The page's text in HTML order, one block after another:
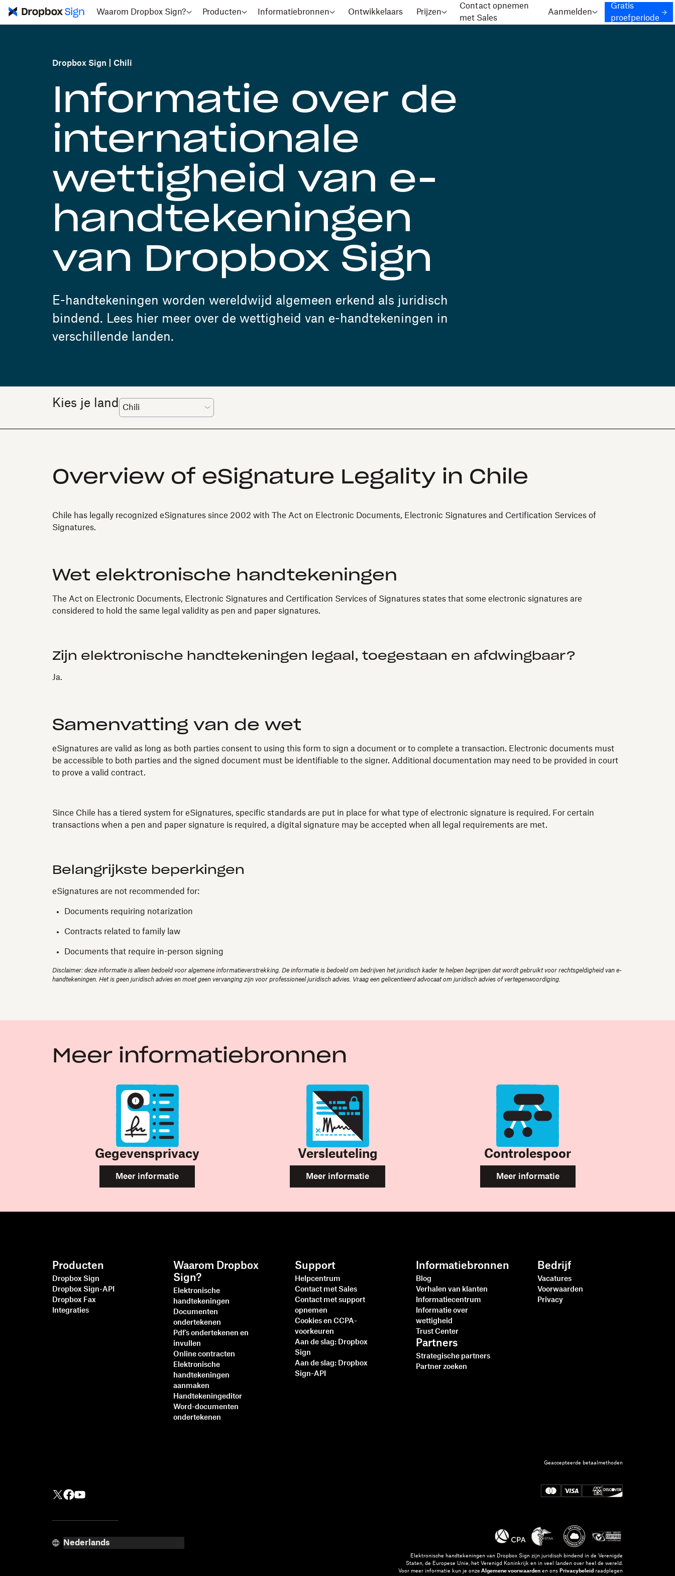
Waarom Dropbox Sign? Producten Informatiebronnen Ontwikkelaars Prijzen
Contact opnemen
met Sales
Aanmelden
Gratis
proefperiode
Dropbox Sign Chili
Informatie over de
internationale
wettigheid van e-
handtekeningen
van Dropbox Sign
E-handtekeningen worden wereldwijd algemeen erkend als juridisch
bindend. Lees hier meer over de wettigheid van e-handtekeningen in
verschillende landen.
Kies je land
Overview of eSignature Legality in Chile
Chile has legally recognized eSignatures since 2002 with The Act on Electronic Documents, Electronic Signatures and Certification Services of
Signatures.
Wet elektronische handtekeningen
The Act on Electronic Documents, Electronic Signatures and Certification Services of Signatures states that some electronic signatures are
considered to hold the same legal validity as pen and paper signatures.
Zijn elektronische handtekeningen legaal, toegestaan en afdwingbaar?
Ja.
Samenvatting van de wet
eSignatures are valid as long as both parties consent to using this form to sign a document or to complete a transaction. Electronic documents must
be accessible to both parties and the signed document must be identifiable to the signer. Additional documentation may need to be provided in court
to prove a valid contract.
Since Chile has a tiered system for eSignatures, specific standards are put in place for what type of electronic signature is required. For certain
transactions when a pen and paper signature is required, a digital signature may be accepted when all legal requirements are met.
Belangrijkste beperkingen
eSignatures are not recommended for:
Documents requiring notarization
Contracts related to family law
Documents that require in-person signing
Disclaimer: deze informatie is alleen bedoeld voor algemene informatieverstrekking. De informatie is bedoeld om bedrijven het juridisch kader te helpen begrijpen dat wordt gebruikt voor rechtsgeldigheid van e-
handtekeningen. Het is geen juridisch advies en moet geen vervanging zijn voor professioneel juridisch advies. Vraag een gelicentieerd advocaat om juridisch advies of vertegenwoordiging.
Meer informatiebronnen
Gegevensprivacy
Meer informatie
Versleuteling
Meer informatie
Controlespoor
Meer informatie
Producten
Dropbox Sign
Dropbox Sign-API
Dropbox Fax
Integraties
Waarom Dropbox
Sign?
Elektronische
handtekeningen
Documenten
ondertekenen
Pdf's ondertekenen en
invullen
Online contracten
Elektronische
handtekeningen
aanmaken
Handtekeningeditor
Word-documenten
ondertekenen
Support
Helpcentrum
Contact met Sales
Contact met support
opnemen
Cookies en CCPA-
voorkeuren
Aan de slag: Dropbox
Sign
Aan de slag: Dropbox
Sign-API
Informatiebronnen
Blog
Verhalen van klanten
Informatiecentrum
Informatie over
wettigheid
Trust Center
Partners
Strategische partners
Partner zoeken
Bedrijf
Vacatures
Voorwaarden
Privacy
Geaccepteerde betaalmethoden
Elektronische handtekeningen van Dropbox Sign zijn juridisch bindend in de Verenigde
Staten, de Europese Unie, het Verenigd Koninkrijk en in veel landen over heel de wereld.
Voor meer informatie kun je onze Algemene voorwaarden en ons Privacybeleid raadplegen